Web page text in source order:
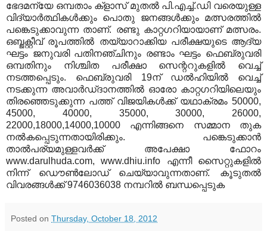
ഭേദമന്യേ ഒമ്പതാം ക്ളാസ് മുതല്‍ പി.എച്ച്.ഡി വരെയുള്ള
വിദ്യാര്‍ത്ഥികള്‍ക്കും പൊതു ജനങ്ങള്‍ക്കും മത്സരത്തില്‍
പങ്കെടുക്കാവുന്ന താണ്. രണ്ടു കാറ്റഗറിയായാണ് മത്സരം.
ഒബ്ജക്റ്റീവ് രൂപത്തില്‍ തയ്യാറാക്കിയ പരീക്ഷയുടെ ആദ്യ
ഘട്ടം ജനുവരി പതിനഞ്ചിനും രണ്ടാം ഘട്ടം ഫെബ്രുവരി
ഒമ്പതിനും നിശ്ചിത പരീക്ഷാ സെന്ററുകളില്‍ വെച്ച്
നടത്തപ്പെടും. ഫെബ്രുവരി 19ന് ഡല്‍ഹിയില്‍ വെച്ച്
നടക്കുന്ന അവാര്‍ഡ്ദാനത്തില്‍ ഓരോ കാറ്റഗറിയിലെയും
തിരഞ്ഞെടുക്കുന്ന പത്ത് വിജയികള്‍ക്ക് യഥാക്രമം 50000,
45000, 40000, 35000, 30000, 26000,
22000,18000,14000,10000 എന്നിങ്ങനെ സമ്മാന തുക
നല്‍കപ്പെടുന്നതായിരിക്കും. പങ്കെടുക്കാന്‍
താല്‍പര്യമുള്ളവര്‍ക്ക് അപേക്ഷാ ഫോറം
www.darulhuda.com, www.dhiu.info എന്നീ സൈറ്റുകളില്‍
നിന്ന് ഡൌണ്‍ലോഡ് ചെയ്യാവുന്നതാണ്. കൂടുതല്‍
വിവരങ്ങള്‍ക്ക് 9746036038 നമ്പറില്‍ ബന്ധപ്പെടുക
Posted on Thursday, October 18, 2012